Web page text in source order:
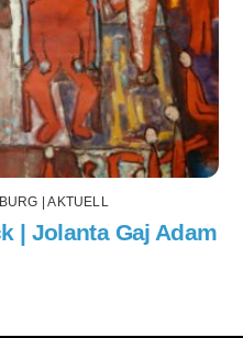
| AKTUELL
| Jolanta Gaj Adam